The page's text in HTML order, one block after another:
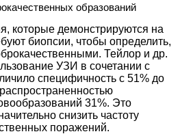
образований
которые демонстрируются на
биопсии, чтобы определить,
Тейлор и др.
УЗИ в сочетании с
специфичность с 51% до
31%. Это
снизить частоту
поражений.